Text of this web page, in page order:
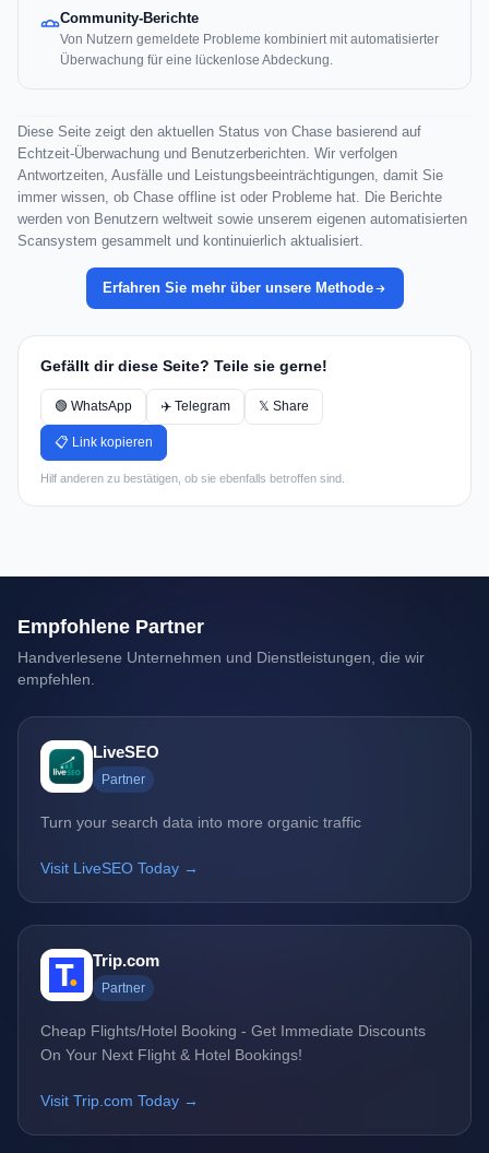
Community-Berichte
Von Nutzern gemeldete Probleme kombiniert mit automatisierter
Überwachung für eine lückenlose Abdeckung.
Diese Seite zeigt den aktuellen Status von Chase basierend auf
Echtzeit-Überwachung und Benutzerberichten. Wir verfolgen
Antwortzeiten, Ausfälle und Leistungsbeeinträchtigungen, damit Sie
immer wissen, ob Chase offline ist oder Probleme hat. Die Berichte
werden von Benutzern weltweit sowie unserem eigenen automatisierten
Scansystem gesammelt und kontinuierlich aktualisiert.
Erfahren Sie mehr über unsere Methode
Gefällt dir diese Seite? Teile sie gerne!
🟢 WhatsApp ✈️ Telegram 𝕏 Share
📋 Link kopieren
Hilf anderen zu bestätigen, ob sie ebenfalls betroffen sind.
Empfohlene Partner
Handverlesene Unternehmen und Dienstleistungen, die wir
empfehlen.
LiveSEO
Partner
Turn your search data into more organic traffic
Visit LiveSEO Today →
Trip.com
Partner
Cheap Flights/Hotel Booking - Get Immediate Discounts
On Your Next Flight & Hotel Bookings!
Visit Trip.com Today →